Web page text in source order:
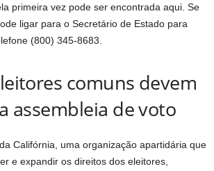
primeira vez pode ser encontrada aqui. Se
ligar para o Secretário de Estado para
(800) 345-8683.
comuns devem
assembleia de voto
Califórnia, uma organização apartidária que
e expandir os direitos dos eleitores,